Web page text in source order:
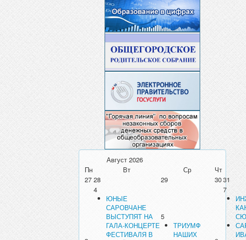
Август 2026
Пн
Вт Ср
Чт
27 28 29 3031
4
ЮНЫЕ
САРОВЧАНЕ
ВЫСТУПЯТ НА
ГАЛА-КОНЦЕРТЕ
ФЕСТИВАЛЯ В
5
ТРИУМФ
НАШИХ
7